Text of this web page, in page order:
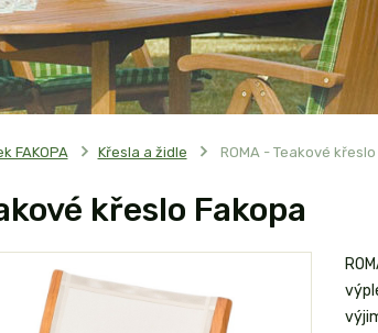
FAKOPA Křesla a židle ROMA - Teakové
křeslo Fakopa